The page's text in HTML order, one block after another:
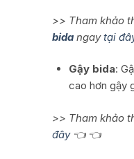
>> Tham khảo
bidangaytại
Gậy bida:
cao hơn gậy
>> Tham khảo
đây👈 👈